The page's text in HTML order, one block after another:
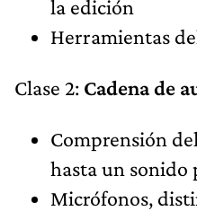
la edición
Herramientas
Clase 2: Cadena de
Comprensión
hasta un sonido
Micrófonos,